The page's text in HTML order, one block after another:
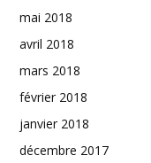
mai 2018
avril 2018
mars 2018
février 2018
janvier 2018
décembre 2017